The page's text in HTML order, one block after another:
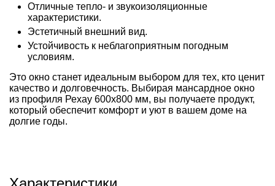
Отличные тепло- и звукоизоляционные
характеристики.
Эстетичный внешний вид.
Устойчивость к неблагоприятным погодным
условиям.
Это окно станет идеальным выбором для тех, кто ценит
качество и долговечность. Выбирая мансардное окно
из профиля Рехау 600x800 мм, вы получаете продукт,
который обеспечит комфорт и уют в вашем доме на
долгие годы.